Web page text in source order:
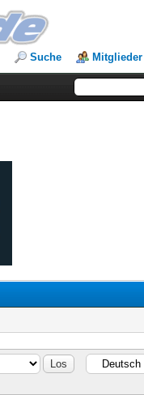
Suche Mitglieder